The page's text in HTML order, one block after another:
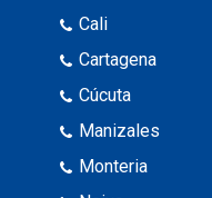
Cali
Cartagena
Cúcuta
Manizales
Monteria